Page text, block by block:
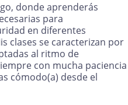
donde aprenderás
para
en diferentes
clases se caracterizan por
al ritmo de
con mucha paciencia
cómodo(a) desde el